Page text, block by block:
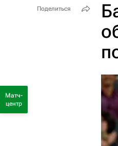
Поделиться
Матч-
центр